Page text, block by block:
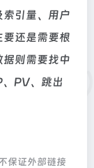
引量、用户
还是需要根
则需要找中
PV、跳出
保证外部链接